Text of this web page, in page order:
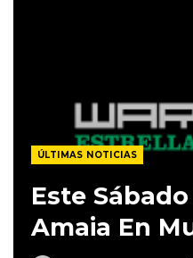
ÚLTIMAS NOTICIAS
Este
Amaia En